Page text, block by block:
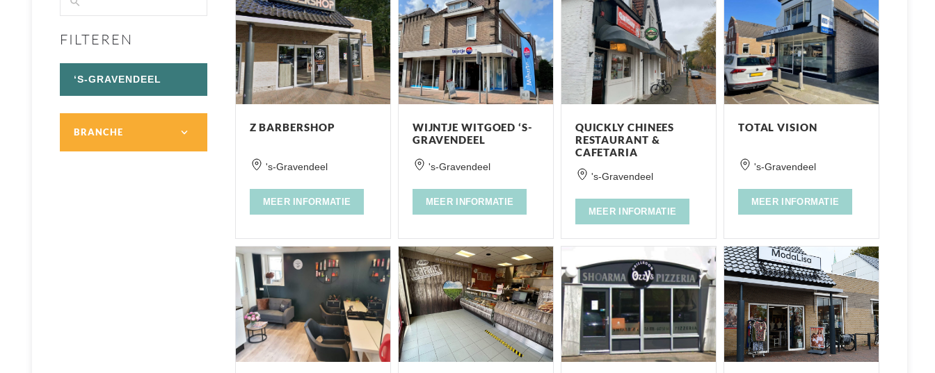
FILTEREN
‘S-GRAVENDEEL
BRANCHE Z BARBERSHOP
's-Gravendeel
MEER INFORMATIE
WIJNTJE WITGOED ‘S-
GRAVENDEEL
's-Gravendeel
MEER INFORMATIE
QUICKLY CHINEES
RESTAURANT &
CAFETARIA
's-Gravendeel
MEER INFORMATIE
TOTAL VISION
's-Gravendeel
MEER INFORMATIE